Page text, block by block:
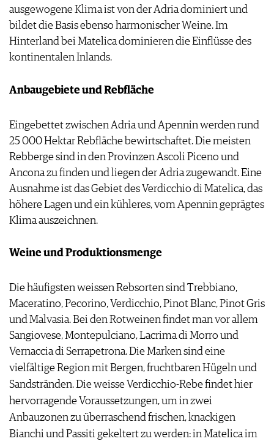
ausgewogene Klima ist von der Adria dominiert und
bildet die Basis ebenso harmonischer Weine. Im
Hinterland bei Matelica dominieren die Einflüsse des
kontinentalen Inlands.
Anbaugebiete und Rebfläche
Eingebettet zwischen Adria und Apennin werden rund
25 000 Hektar Rebfläche bewirtschaftet. Die meisten
Rebberge sind in den Provinzen Ascoli Piceno und
Ancona zu finden und liegen der Adria zugewandt. Eine
Ausnahme ist das Gebiet des Verdicchio di Matelica, das
höhere Lagen und ein kühleres, vom Apennin geprägtes
Klima auszeichnen.
Weine und Produktionsmenge
Die häufigsten weissen Rebsorten sind Trebbiano,
Maceratino, Pecorino, Verdicchio, Pinot Blanc, Pinot Gris
und Malvasia. Bei den Rotweinen findet man vor allem
Sangiovese, Montepulciano, Lacrima di Morro und
Vernaccia di Serrapetrona.Die Marken sind eine
vielfältige Region mit Bergen, fruchtbaren Hügeln und
Sandstränden. Die weisse Verdicchio-Rebe findet hier
hervorragende Voraussetzungen, um in zwei
Anbauzonen zu überraschend frischen, knackigen
Bianchi und Passiti gekeltert zu werden: in Matelica im